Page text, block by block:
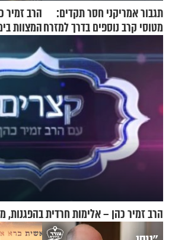
תגבור אמריקני חסר תקדים:
מטוסי קרב נוספים בדרך למזרח
הרב
המצוות
הרב זמיר כהן – אלימות חרדית בהפגנות,